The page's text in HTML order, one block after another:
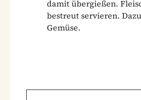
damit übergießen.
bestreut servieren.
Gemüse.